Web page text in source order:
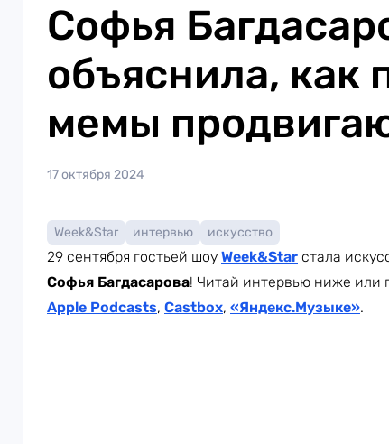
Софья
объяснила, как
мемы
17 октября 2024
Week&Star интервью искусство
29 сентября гостьей шоу Week&Star стала
Софья Багдасарова! Читай интервью ниже или
Apple Podcasts, Castbox, «Яндекс.Музыке».